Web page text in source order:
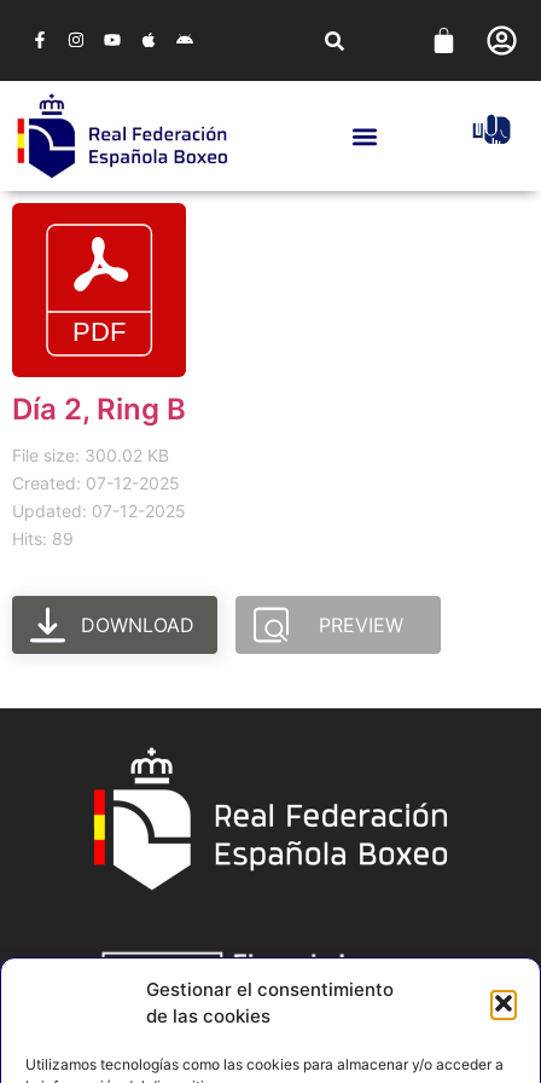
Gestionar el consentimiento
de las cookies
Utilizamos tecnologías como las cookies para almacenar y/o acceder a
Día 2, Ring B
File size: 300.02 KB
Created: 07-12-2025
Updated: 07-12-2025
Hits: 89
DOWNLOAD PREVIEW